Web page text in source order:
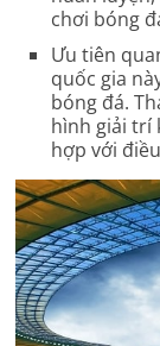
chơi bóng
Ưu tiên
quốc gia
bóng đá.
hình giải trí
hợp với